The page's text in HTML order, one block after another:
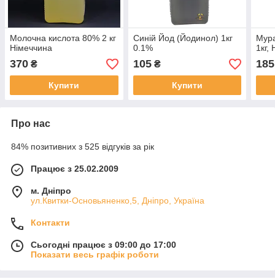
Молочна кислота 80% 2 кг
Німеччина
370 ₴
Купити
Синій Йод (Йодинол) 1кг
0.1%
105₴
Купити
1кг,
185
Про нас
84% позитивних з 525 відгуків за рік
Працює з 25.02.2009
м. Дніпро
ул.Квитки-Основьяненко,5, Дніпро, Україна
Контакти
Сьогодні працює з 09:00 до 17:00
Показати весь графік роботи